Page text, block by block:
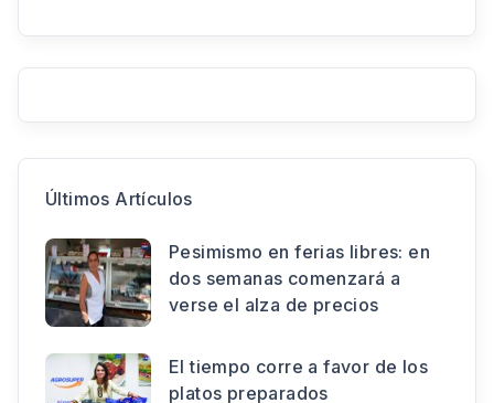
Últimos Artículos
Pesimismo en ferias libres: en
dos semanas comenzará a
verse el alza de precios
El tiempo corre a favor de los
platos preparados